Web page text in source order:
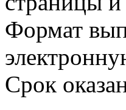
Формат
Срок